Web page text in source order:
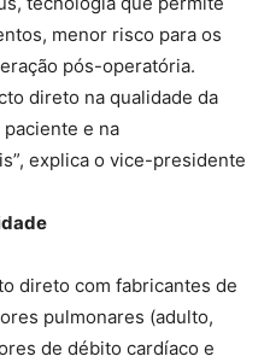
menor risco para os
pós-operatória.
direto na qualidade da
e na
explica o vice-presidente
direto com fabricantes de
pulmonares (adulto,
de débito cardíaco e